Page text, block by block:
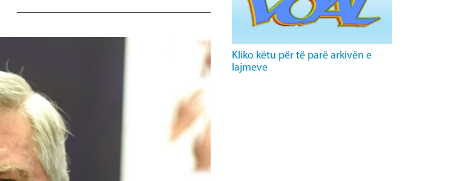
Kliko këtu për të parë arkivën e
lajmeve